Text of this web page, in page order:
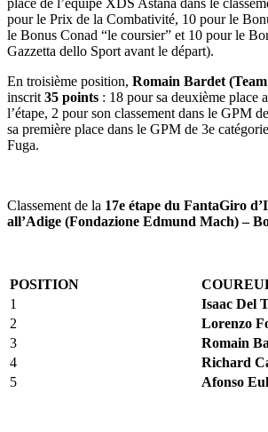
place de l’équipe XDS Astana dans le
pour le Prix de la Combativité, 10 pour le
le Bonus Conad “le coursier” et 10 pour le
Gazzetta dello Sport avant le départ).
En troisième position, Romain Bardet
inscrit35 points : 18 pour sa deuxième place
l’étape, 2 pour son classement dans le GPM
sa première place dans le GPM de 3e
Fuga.
Classement de la 17e étape du FantaGiro d’
all’Adige (Fondazione Edmund Mach) –
POSITION
1
Isaac Del
2
Lorenzo
3
Romain
4
Richard
5
Afonso